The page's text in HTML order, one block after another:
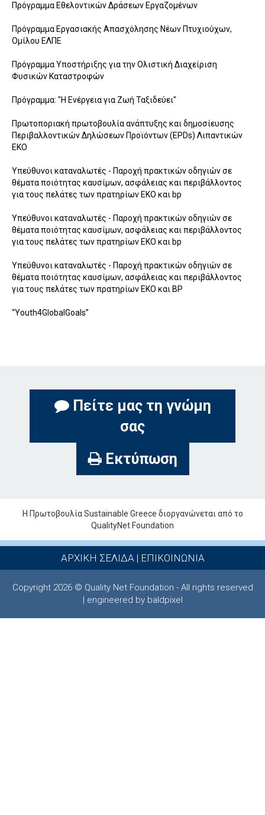
Πρόγραμμα Εθελοντικών Δράσεων Εργαζομένων
Πρόγραμμα Εργασιακής Απασχόλησης Νέων Πτυχιούχων,
Ομίλου ΕΛΠΕ
Πρόγραμμα Υποστήριξης για την Ολιστική Διαχείριση
Φυσικών Καταστροφών
Πρόγραμμα: "Η Ενέργεια για Ζωή Ταξιδεύει"
Πρωτοποριακή πρωτοβουλία ανάπτυξης και δημοσίευσης
Περιβαλλοντικών Δηλώσεων Προϊόντων (EPDs) Λιπαντικών
ΕΚΟ
Υπεύθυνοι καταναλωτές - Παροχή πρακτικών οδηγιών σε
θέματα ποιότητας καυσίμων, ασφάλειας και περιβάλλοντος
για τους πελάτες των πρατηρίων ΕΚΟ και bp
Υπεύθυνοι καταναλωτές - Παροχή πρακτικών οδηγιών σε
θέματα ποιότητας καυσίμων, ασφάλειας και περιβάλλοντος
για τους πελάτες των πρατηρίων ΕΚΟ και bp
Υπεύθυνοι καταναλωτές - Παροχή πρακτικών οδηγιών σε
θέματα ποιότητας καυσίμων, ασφάλειας και περιβάλλοντος
για τους πελάτες των πρατηρίων ΕΚΟ και ΒΡ
“Youth4GlobalGoals”
Πείτε μας τη γνώμη
σας
Εκτύπωση
Η Πρωτοβουλία Sustainable Greece διοργανώνεται από το
QualityNet Foundation
ΑΡΧΙΚΗ ΣΕΛΙΔΑ| ΕΠΙΚΟΙΝΩΝΙΑ
Copyright 2026 © Quality Net Foundation - All rights reserved
| engineered by baldpixel